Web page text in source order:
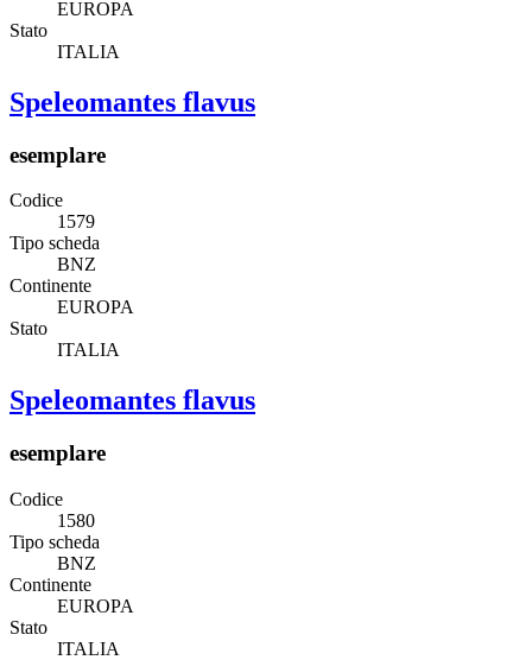
EUROPA
Stato
ITALIA
Speleomantes flavus
esemplare
Codice
1579
Tipo scheda
BNZ
Continente
EUROPA
Stato
ITALIA
Speleomantes flavus
esemplare
Codice
1580
Tipo scheda
BNZ
Continente
EUROPA
Stato
ITALIA